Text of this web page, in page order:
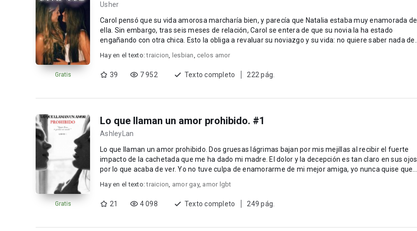
Gratis
Usher
Carol pensó que su vida amorosa marcharía bien, y parecía que Natalia estaba muy enamorada de
ella. Sin embargo, tras seis meses de relación, Carol se entera de que su novia la ha estado
engañando con otra chica. Esto la obliga a revaluar su noviazgo y su vida: no quiere saber nada de
Hay en el texto:traicion, lesbian, celos amor
39 7 952 Texto completo 222 pág.
Gratis
Lo que llaman un amor prohibido. #1
AshleyLan
Lo que llaman un amor prohibido. Dos gruesas lágrimas bajan por mis mejillas al recibir el fuerte
impacto de la cachetada que me ha dado mi madre. El dolor y la decepción es tan claro en sus ojos
por lo que acaba de ver. Yo no tuve culpa de enamorarme de mi mejor amiga, yo nunca quise que
Hay en el texto:traicion, amor gay, amor lgbt
21 4 098 Texto completo 249 pág.